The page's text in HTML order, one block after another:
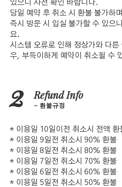
있으니 사전 확인 바랍니다.
당일 예약 후 취소 시 환불 불가하
즉시 방문 시 입실 불가할 수 있으
요.
시스템 오류로 인해 정상가와 다
우, 부득이하게 예약이 취소될 수
Refund Info
환불규정
* 이용일 10일이전 취소시 전액 환
* 이용일 9일전 취소시 90% 환불
* 이용일 8일전 취소시 80% 환불
* 이용일 7일전 취소시 70% 환불
* 이용일 6일전 취소시 60% 환불
* 이용일 5일전 취소시 50% 환불